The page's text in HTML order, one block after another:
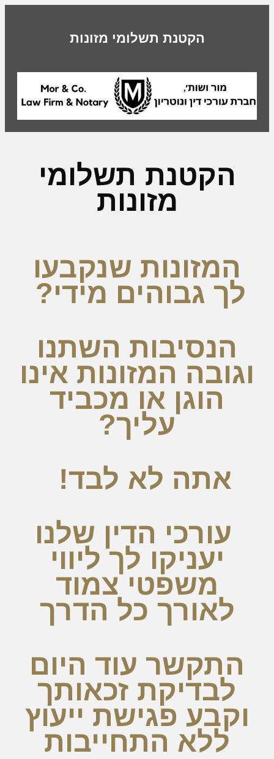
הקטנת תשלומי מזונות
הקטנת תשלומי
מזונות
המזונות שנקבעו
לך גבוהים מידי?
הנסיבות השתנו
וגובה המזונות אינו
הוגן או מכביד
עליך?
אתה לא לבד!
עורכי הדין שלנו
יעניקו לך ליווי
משפטי צמוד
לאורך כל הדרך
התקשר עוד היום
לבדיקת זכאותך
וקבע פגישת ייעוץ
ללא התחייבות